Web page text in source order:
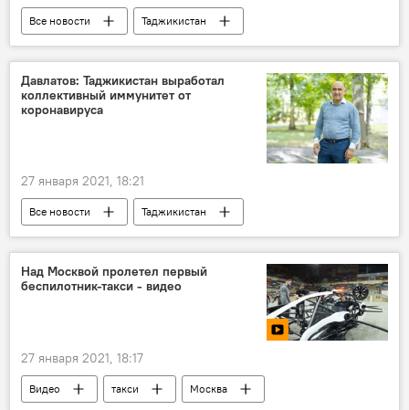
Все новости
Таджикистан
Армия и вооружение
Россия
201-я РВБ в Таджикистане
конкурс
Давлатов: Таджикистан выработал
коллективный иммунитет от
коронавируса
27 января 2021, 18:21
Все новости
Таджикистан
Здравоохранение
коронавирус
Коронавирус в Таджикистане: последние новости
Над Москвой пролетел первый
беспилотник-такси - видео
27 января 2021, 18:17
Видео такси Москва